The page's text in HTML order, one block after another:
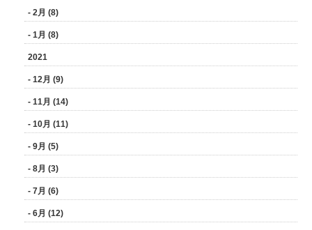
- 2月 (8)
- 1月 (8)
2021
- 12月 (9)
- 11月 (14)
- 10月 (11)
- 9月 (5)
- 8月 (3)
- 7月 (6)
- 6月 (12)